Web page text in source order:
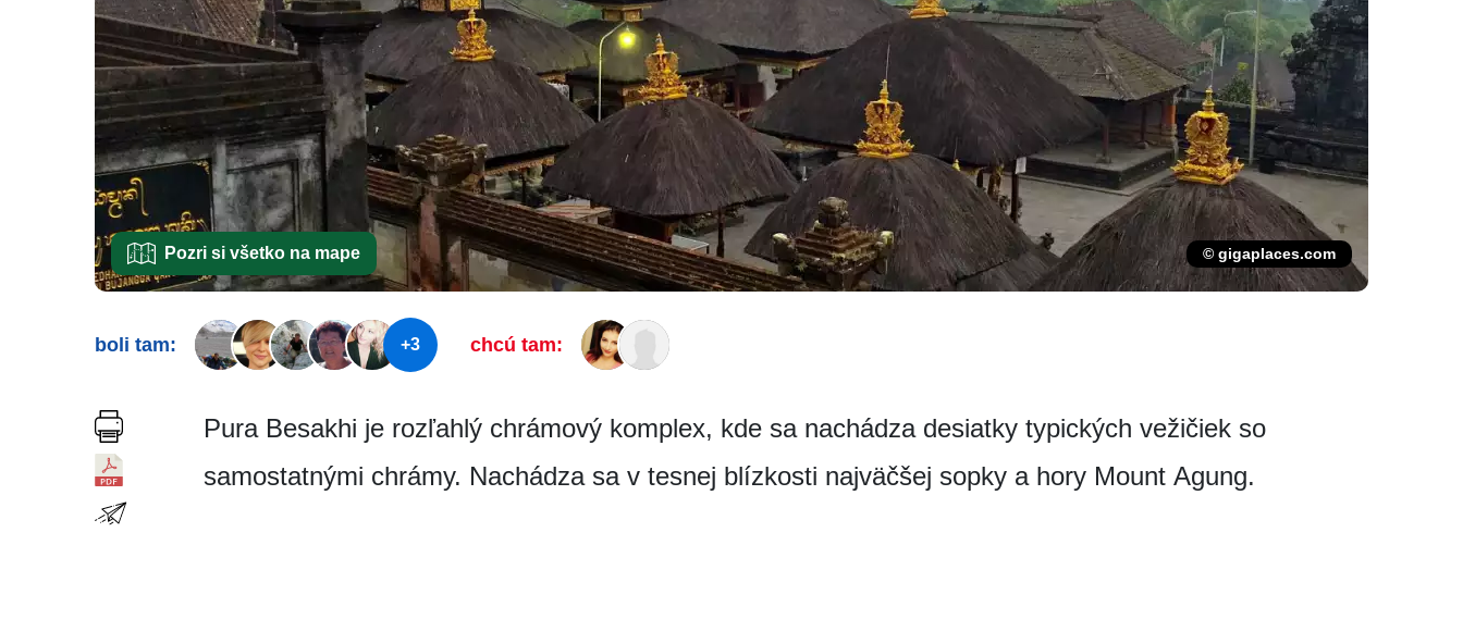
Pozri si všetko na mape © gigaplaces.com
boli tam: +3 chcú tam:
Pura Besakhi je rozľahlý chrámový komplex, kde sa nachádza desiatky typických vežičiek so
samostatnými chrámy. Nachádza sa v tesnej blízkosti najväčšej sopky a hory Mount Agung.